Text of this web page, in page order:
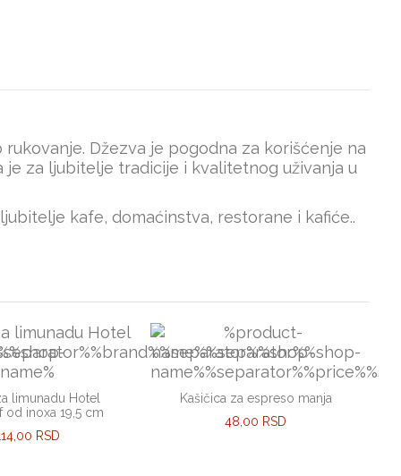
Džezva je pogodna za korišćenje na
za ljubitelje tradicije i kvalitetnog uživanja u
kafe, domaćinstva, restorane i kafiće..
limunadu Hotel
od inoxa 19,5 cm
RSD
Kašičica za espreso manja
48,00 RSD